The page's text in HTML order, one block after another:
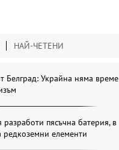
НАЙ-ЧЕТЕНИ
Белград: Украйна няма време
пясъчна батерия, в
редкоземни елементи